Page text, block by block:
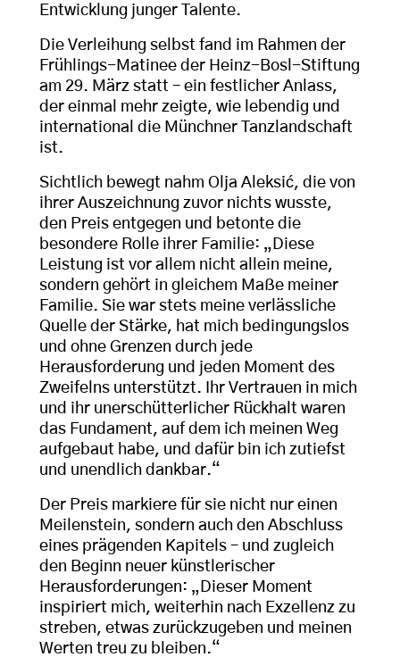
Entwicklung junger Talente.
Die Verleihung selbst fand im Rahmen der
Frühlings-Matinee der Heinz-Bosl-Stiftung
am 29. März statt – ein festlicher Anlass,
der einmal mehr zeigte, wie lebendig und
international die Münchner Tanzlandschaft
ist.
Sichtlich bewegt nahm Olja Aleksić, die von
ihrer Auszeichnung zuvor nichts wusste,
den Preis entgegen und betonte die
besondere Rolle ihrer Familie: „Diese
Leistung ist vor allem nicht allein meine,
sondern gehört in gleichem Maße meiner
Familie. Sie war stets meine verlässliche
Quelle der Stärke, hat mich bedingungslos
und ohne Grenzen durch jede
Herausforderung und jeden Moment des
Zweifelns unterstützt. Ihr Vertrauen in mich
und ihr unerschütterlicher Rückhalt waren
das Fundament, auf dem ich meinen Weg
aufgebaut habe, und dafür bin ich zutiefst
und unendlich dankbar.“
Der Preis markiere für sie nicht nur einen
Meilenstein, sondern auch den Abschluss
eines prägenden Kapitels – und zugleich
den Beginn neuer künstlerischer
Herausforderungen: „Dieser Moment
inspiriert mich, weiterhin nach Exzellenz zu
streben, etwas zurückzugeben und meinen
Werten treu zu bleiben.“